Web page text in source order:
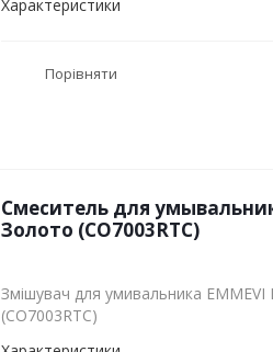
Характеристики
Порівняти
Смеситель для
Золото (CO7003RTC)
Змішувач для умивальника
(CO7003RTC)